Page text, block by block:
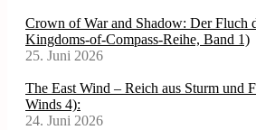
Crown of War and Shadow: Der Fluch
Kingdoms-of-Compass-Reihe, Band 1)
25. Juni 2026
The East Wind – Reich aus Sturm und
Winds 4):
24. Juni 2026